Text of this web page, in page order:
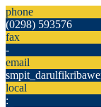
phone
(0298) 593576
fax
-
email
local
: